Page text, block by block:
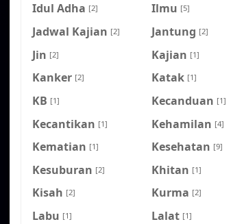
Idul Adha [2] Ilmu [5]
Jadwal Kajian [2] Jantung [2]
Jin [2] Kajian [1]
Kanker [2] Katak [1]
KB [1] Kecanduan [1]
Kecantikan [1] Kehamilan [4]
Kematian [1] Kesehatan [9]
Kesuburan [2] Khitan [1]
Kisah [2] Kurma [2]
Labu [1] Lalat [1]